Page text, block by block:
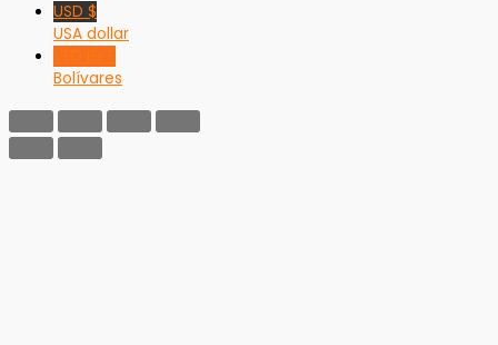
USD $
USA dollar
VED Bs F
Bolívares